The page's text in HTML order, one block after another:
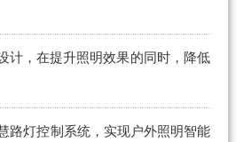
计，在提升照明效果的同时，降低
路灯控制系统，实现户外照明智能